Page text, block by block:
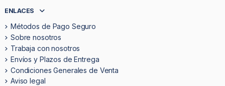
ENLACES
Métodos de Pago Seguro
Sobre nosotros
Trabaja con nosotros
Envíos y Plazos de Entrega
Condiciones Generales de Venta
Aviso legal